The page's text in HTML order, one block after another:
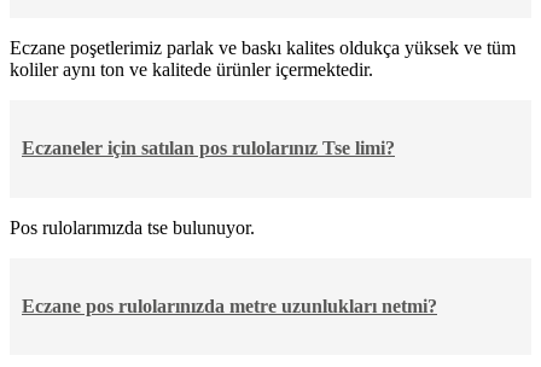
Eczane poşetlerimiz parlak ve baskı kalites oldukça yüksek ve tüm
koliler aynı ton ve kalitede ürünler içermektedir.
Eczaneler için satılan pos rulolarınız Tse limi?
Pos rulolarımızda tse bulunuyor.
Eczane pos rulolarınızda metre uzunlukları netmi?